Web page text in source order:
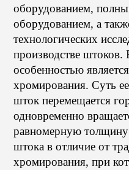
оборудованием,
оборудованием, а
технологических
производстве
особенностью
хромирования. Суть
шток перемещается
одновременно
равномерную
штока в отличие от
хромирования, при